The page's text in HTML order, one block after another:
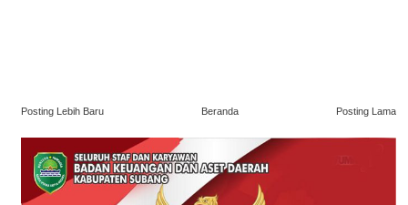
Posting Lebih Baru Posting Lama
Beranda